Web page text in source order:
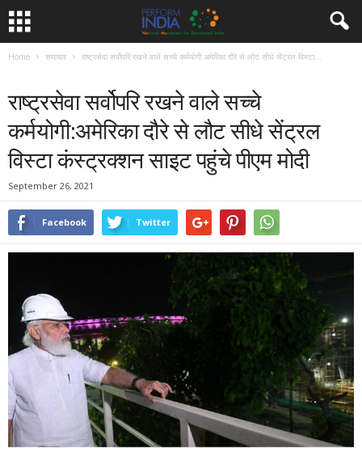
Home समाचार राष्ट्रसेवा सर्वोपरि रखने वाले सच्चे कर्मयोगी:अमेरिका दौरे से लौट सीधे सेंट्रल विस्टा...
राष्ट्रसेवा सर्वोपरि रखने वाले सच्चे
कर्मयोगी:अमेरिका दौरे से लौट सीधे सेंट्रल
विस्टा कंस्ट्रक्शन साइट पहुंचे पीएम मोदी
September 26, 2021
Facebook Twitter